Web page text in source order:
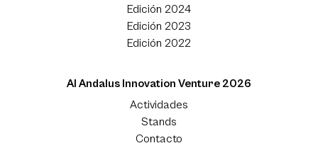
Edición 2024
Edición 2023
Edición 2022
Al Andalus Innovation Venture 2026
Actividades
Stands
Contacto